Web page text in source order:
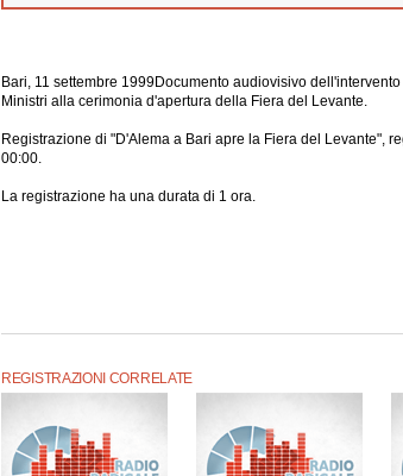
Bari, 11 settembre 1999Documento audiovisivo
Ministri alla cerimonia d'apertura della Fiera del Levante.
Registrazione di "D'Alema a Bari apre la Fiera del Levante",
00:00.
La registrazione ha una durata di 1 ora.
REGISTRAZIONI CORRELATE